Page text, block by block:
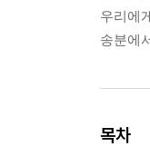
우리에
송분에
목차